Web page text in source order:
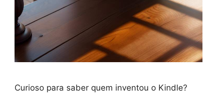
Curioso para saber quem inventou o Kindle?